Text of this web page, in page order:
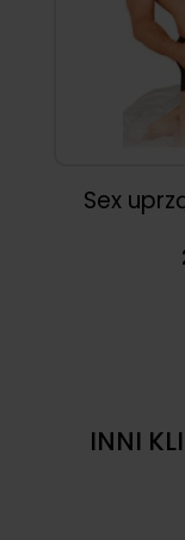
Sex
INNI